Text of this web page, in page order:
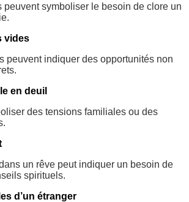
peuvent symboliser le besoin de clore un
vides
peuvent indiquer des opportunités non
en deuil
des tensions familiales ou des
un rêve peut indiquer un besoin de
spirituels.
d’un étranger